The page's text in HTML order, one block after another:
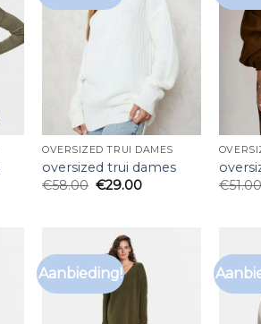
OVERSIZED TRUI DAMES
oversized trui dames
€58.00 €29.00
€51.00
Aanbieding!